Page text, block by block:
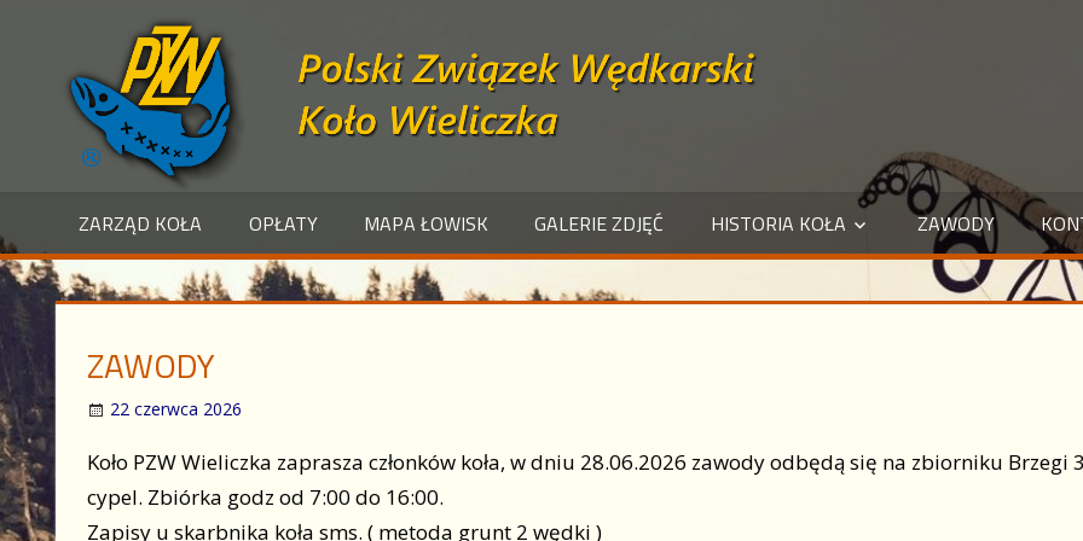
content
ZARZĄD KOŁA OPŁATY MAPA ŁOWISK GALERIE ZDJĘĆ HISTORIA KOŁA ZAWODY
ZAWODY
22 czerwca 2026
Koło PZW Wieliczka zaprasza członków koła, w dniu 28.06.2026 zawody odbędą się na zbiorniku Brzegi 3
cypel. Zbiórka godz od 7:00 do 16:00.
Zapisy u skarbnika koła sms. ( metoda grunt 2 wędki )